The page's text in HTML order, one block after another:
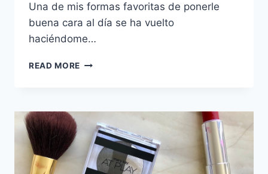
Una de mis formas favoritas de ponerle
buena cara al día se ha vuelto
haciéndome…
READ MORE LABIOS